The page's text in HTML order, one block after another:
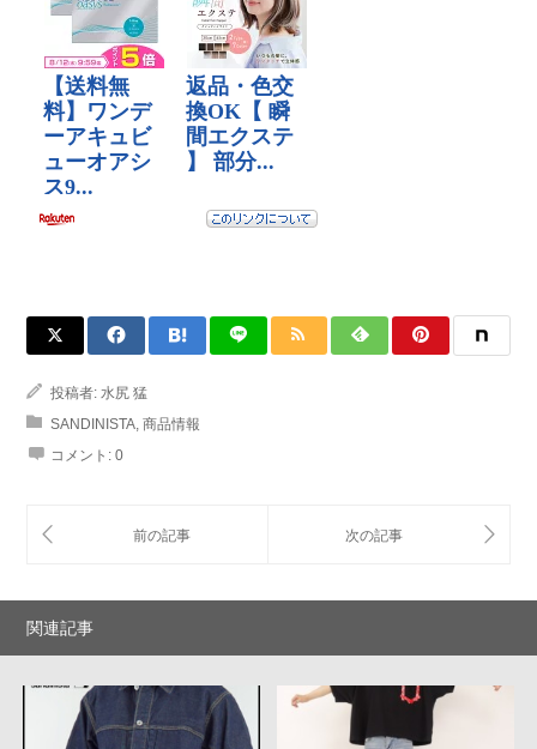
投稿者: 水尻 猛
SANDINISTA 商品情報
コメント: 0
関連記事